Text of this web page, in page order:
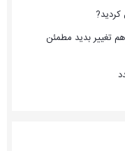
کردید?
تغییر بدید مطمئن